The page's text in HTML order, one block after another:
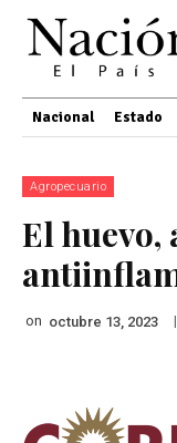
Nacional Estado
Agropecuario
El huevo,
on octubre 13, 2023 |